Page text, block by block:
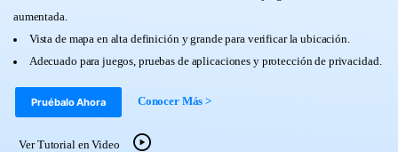
Tienda
Para Celular
Herramientas Online
Más
Descubre lo mejor de Dr.Fone
Guías
Soporte
Blog
Gestor de Datos
Desbloqueo FRP en Android 16
Iniciar sesión
aumentada.
Vista de mapa en alta definición y grande para verificar la ubicación.
Adecuado para juegos, pruebas de aplicaciones y protección de privacidad.
Pruébalo Ahora Conocer Más >
Ver Tutorial en Video